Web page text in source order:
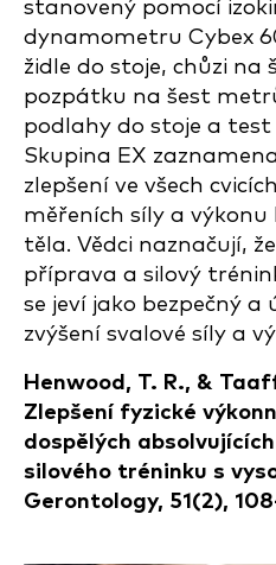
stanovený pomocí
dynamometru Cybex
židle do stoje, chůzi na
pozpátku na šest
podlahy do stoje a test
Skupina EX
zlepšení ve všech
měřeních síly a
těla. Vědci naznačují,
příprava a silový
se jeví jako bezpečný a
zvýšení svalové síly a
Henwood, T. R., &
Zlepšení fyzické
dospělých
silového tréninku s
Gerontology, 51(2),